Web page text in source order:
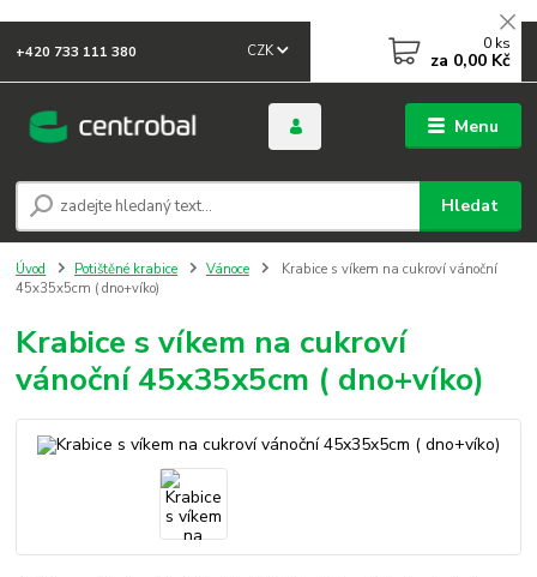
Menu
CZK
Hledat
+420 733 111 380 0 ks
za 0,00 Kč
Úvod Potištěné krabice Vánoce
Krabice s víkem na cukroví vánoční
45x35x5cm ( dno+víko)
Krabice s víkem na cukroví
vánoční 45x35x5cm ( dno+víko)